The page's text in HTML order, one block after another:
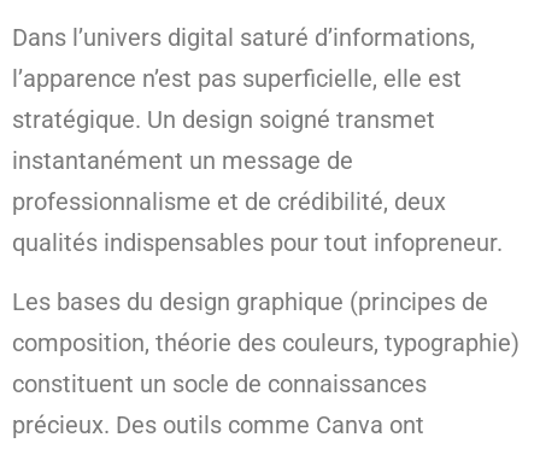
Dans l’univers digital saturé d’informations,
l’apparence n’est pas superficielle, elle est
stratégique. Un design soigné transmet
instantanément un message de
professionnalisme et de crédibilité, deux
qualités indispensables pour tout infopreneur.
Les bases du design graphique (principes de
composition, théorie des couleurs, typographie)
constituent un socle de connaissances
précieux. Des outils comme Canva ont